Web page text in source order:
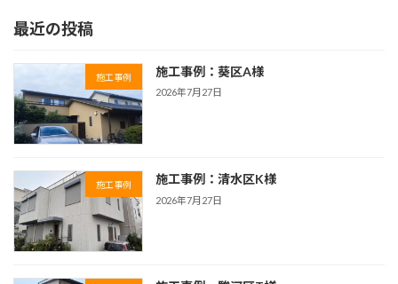
最近の投稿
施工事例 施工事例：葵区A様
2026年7月27日
施工事例 施工事例：清水区K様
2026年7月27日